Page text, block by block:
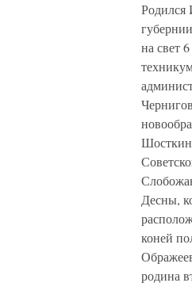
Родился
на свет
Десны,
коней
родина